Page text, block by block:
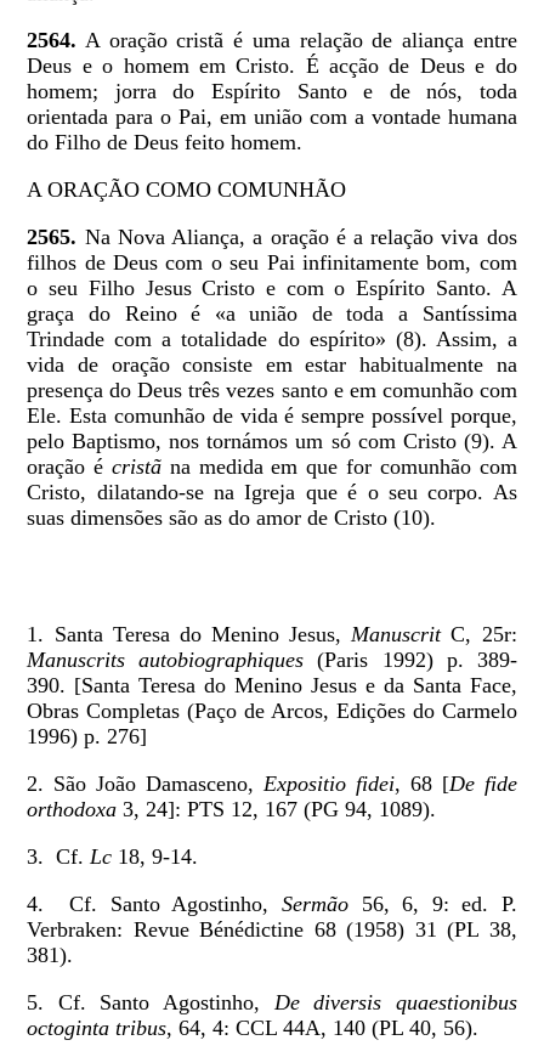
2564. A oração cristã é uma relação de aliança entre
Deus e o homem em Cristo. É acção de Deus e do
homem; jorra do Espírito Santo e de nós, toda
orientada para o Pai, em união com a vontade humana
do Filho de Deus feito homem.
A ORAÇÃO COMO COMUNHÃO
2565. Na Nova Aliança, a oração é a relação viva dos
filhos de Deus com o seu Pai infinitamente bom, com
o seu Filho Jesus Cristo e com o Espírito Santo. A
graça do Reino é «a união de toda a Santíssima
Trindade com a totalidade do espírito» (8). Assim, a
vida de oração consiste em estar habitualmente na
presença do Deus três vezes santo e em comunhão com
Ele. Esta comunhão de vida é sempre possível porque,
pelo Baptismo, nos tornámos um só com Cristo (9). A
oração écristã na medida em que for comunhão com
Cristo, dilatando-se na Igreja que é o seu corpo. As
suas dimensões são as do amor de Cristo (10).
1. Santa Teresa do Menino Jesus, ManuscritC, 25r:
Manuscrits autobiographiques(Paris 1992) p. 389-
390. [Santa Teresa do Menino Jesus e da Santa Face,
Obras Completas (Paço de Arcos, Edições do Carmelo
1996) p. 276]
2. São João Damasceno, Expositio fidei, 68 [De fide
orthodoxa 3, 24]: PTS 12, 167 (PG 94, 1089).
3. Cf. Lc 18, 9-14.
4. Cf. Santo Agostinho, Sermão 56, 6, 9: ed. P.
Verbraken: Revue Bénédictine 68 (1958) 31 (PL 38,
381).
5. Cf. Santo Agostinho, De diversis quaestionibus
octoginta tribus, 64, 4: CCL 44A, 140 (PL 40, 56).